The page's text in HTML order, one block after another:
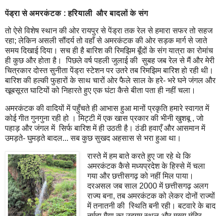
पेंड्रा से अमरकंटक : हरियाली और बादलों के संग
तो ऐसे विशेष स्थान की ओर रायपुर से पेंड्रा तक रेल से हमारा सफर तो सहज
रहा; लेकिन असली सौंदर्य तो वहाँ से अमरकंटक की ओर सड़क मार्ग से जाते
समय दिखाई दिया। सच ही है बारिश की रिमझिम बूँदों के संग यात्रा का रोमांच
ही कुछ और होता है। पिछले वर्ष पहली जुलाई की सुबह जब रेल से मैं और मेरी
चित्रकार दोस्त सुनीता पेंड्रा स्टेशन पर उतरे तब रिमझिम बारिश हो रही थी।
बारिश की हल्की फुहारों के साथ चारों ओर फैले साल के हरे- भरे घने जंगल और
खूबसूरत घाटियों को निहारते हुए एक घंटा कैसे बीता पता ही नहीं चला।
अमरकंटक की वादियों में पहुँचते ही आभास हुआ मानों प्रकृति हमारे स्वागत में
कोई गीत गुनगुना रही हो । मिट्टी में एक खास प्रकार की भीनी खुशबू , जो
पहाड़ और जंगल में सिर्फ बारिश में ही उठती है। ठंडी हवाएँ और आसमान में
उमड़ते- घुमड़ते बादल... सब कुछ सुखद अहसास से भरा हुआ था।
रास्ते में हम बाते करते हुए जा रहे थे कि
अमरकंटक कैसे मध्यप्रदेश के हिस्से में चला
गया और छत्तीसगढ़ को नहीं मिल पाया।
दरअसल जब साल 2000 में छत्तीसगढ़ अलग
राज्य बना, तब अमरकंटक को लेकर दोनों राज्यों
में तनातनी की स्थिति बनी रही। बटवारे के बाद